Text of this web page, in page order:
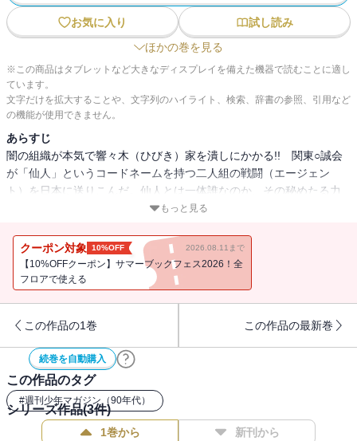
お気に入り
試し読み
ほかの巻を見る
※この商品はタブレットなど大きなディスプレイを備えた機器で読むことに適し
ています。
文字だけを拡大することや、文字列のハイライト、検索、辞書の参照、引用など
の機能が使用できません。
あらすじ
闇の組織が本気で響々木（ひびき）家を潰しにかかる!! 関東○誠会
が「仙人」というコードネームを持つ二人組の戦闘（エージェン
ト）を日本に送りこんだ。仙人とは一体誰なのか、その秘めたる力
とは？ 一方、闇の組織が送り込んだ恐怖のパワー使い・結城を倒
（プロローグ）に過ぎなかった。そしていま、また新たな転校生が
出現する!!
もっと見る
クーポン対象 10%OFF 2026.08.11まで
【10%OFFクーポン】サマーブックフェス2026！全
フロアで使える
この作品の1巻 この作品の最新巻
続巻を自動購入
この作品のタグ
#週刊少年マガジン（90年代）
シリーズ作品(3件)
1巻から 新刊から